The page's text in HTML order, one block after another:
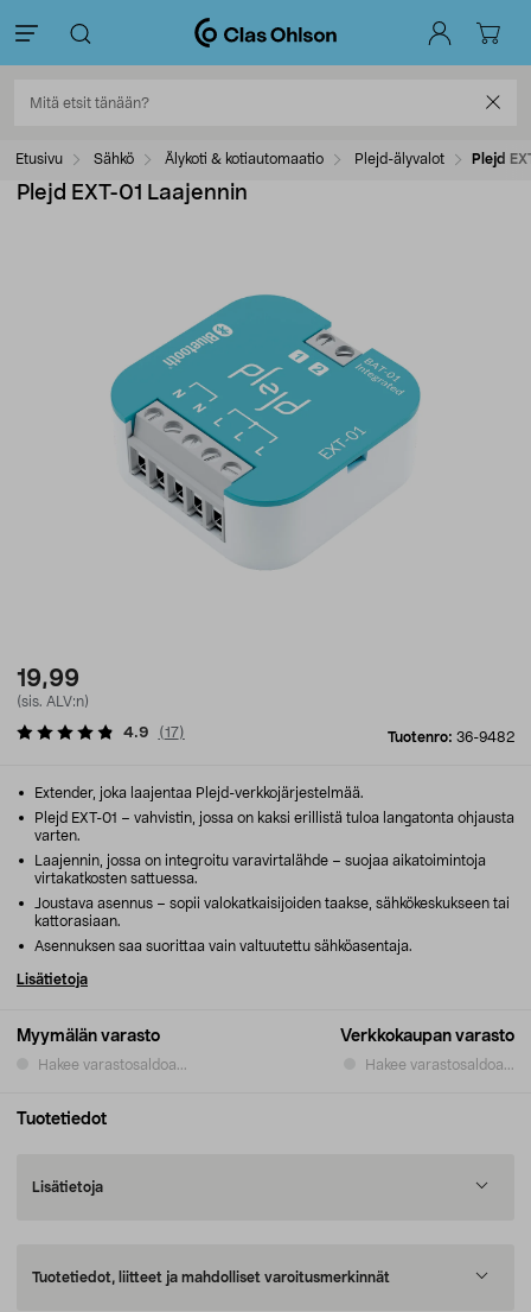
Etusivu Sähkö Älykoti & kotiautomaatio Plejd-älyvalot Plejd
Plejd EXT-01 Laajennin
19,99
(sis. ALV:n)
Tuotenro: 36-9482
4.9 (17)
Myymälän varasto
Hakee varastosaldoa...
Verkkokaupan varasto
Hakee varastosaldoa...
Extender, joka laajentaa Plejd-verkkojärjestelmää.
Plejd EXT-01 – vahvistin, jossa on kaksi erillistä tuloa langatonta ohjausta
varten.
Laajennin, jossa on integroitu varavirtalähde – suojaa aikatoimintoja
virtakatkosten sattuessa.
Joustava asennus – sopii valokatkaisijoiden taakse, sähkökeskukseen tai
kattorasiaan.
Asennuksen saa suorittaa vain valtuutettu sähköasentaja.
Lisätietoja
Tuotetiedot
Lisätietoja
Tuotetiedot, liitteet ja mahdolliset varoitusmerkinnät